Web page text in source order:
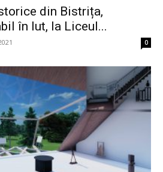
din Bistrița,
în lut, la Liceul...
0